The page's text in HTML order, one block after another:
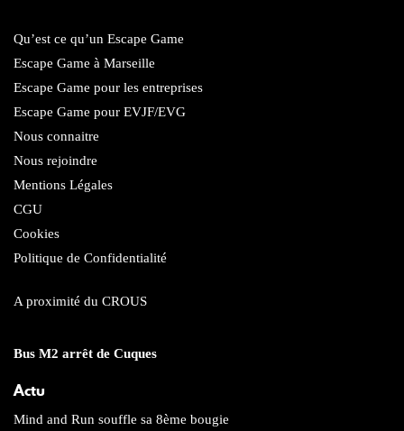
Qu’est ce qu’un Escape Game
Escape Game à Marseille
Escape Game pour les entreprises
Escape Game pour EVJF/EVG
Nous connaitre
Nous rejoindre
Mentions Légales
CGU
Cookies
Politique de Confidentialité
A proximité du CROUS
Bus M2 arrêt de Cuques
Actu
Mind and Run souffle sa 8ème bougie